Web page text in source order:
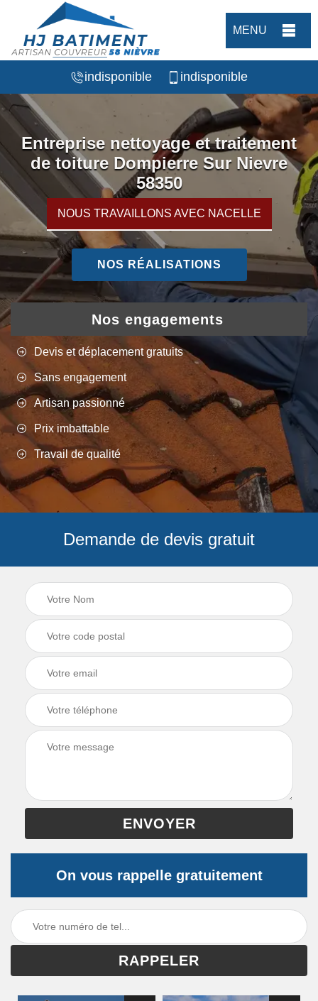
MENU
indisponible indisponible
Entreprise nettoyage et traitement
de toiture Dompierre Sur Nievre
58350
NOUS TRAVAILLONS AVEC NACELLE
NOS RÉALISATIONS
Nos engagements
Devis et déplacement gratuits
Sans engagement
Artisan passionné
Prix imbattable
Travail de qualité
Demande de devis gratuit
On vous rappelle gratuitement